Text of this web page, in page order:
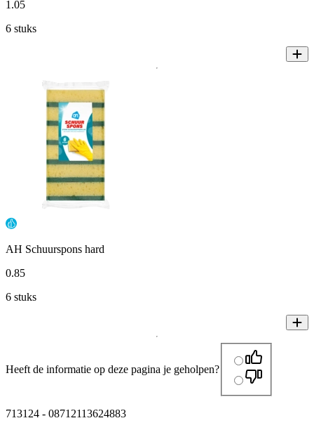
1 .05
6 stuks
AH Schuurspons hard
0.85
6 stuks
Heeft de informatie op deze pagina je geholpen?
713124 - 08712113624883